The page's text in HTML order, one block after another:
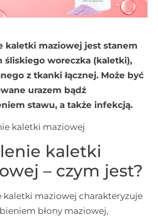
kaletki maziowej jest stanem
śliskiego woreczka (kaletki),
z tkanki łącznej. Może być
urazem bądź
stawu, a także infekcją.
kaletki
– czym jest?
kaletki maziowej charakteryzuje
błony maziowej,